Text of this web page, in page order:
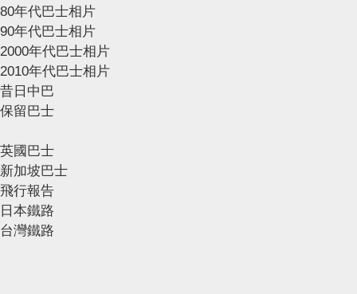
80年代巴士相片
90年代巴士相片
2000年代巴士相片
2010年代巴士相片
昔日中巴
保留巴士
英國巴士
新加坡巴士
飛行報告
日本鐵路
台灣鐵路